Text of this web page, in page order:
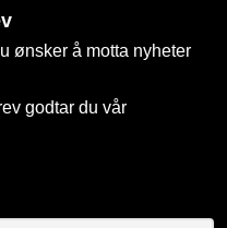
ønsker å motta nyheter
godtar du vår